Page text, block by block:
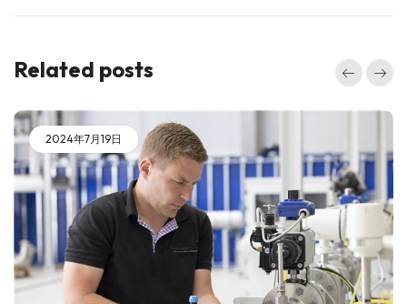
Related posts
2024年7月19日